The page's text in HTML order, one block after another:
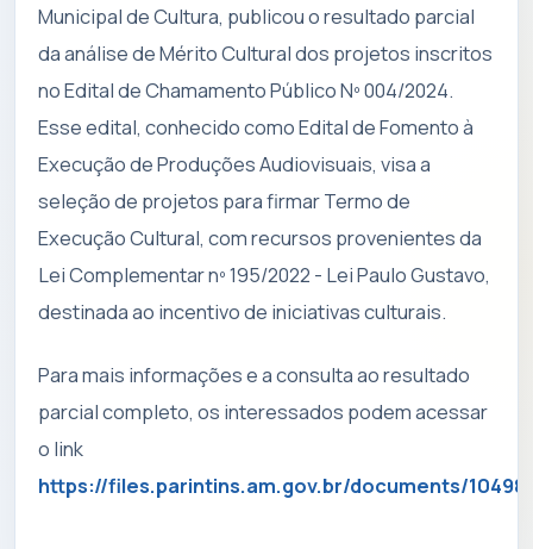
Municipal de Cultura, publicou o resultado parcial
da análise de Mérito Cultural dos projetos inscritos
no Edital de Chamamento Público Nº 004/2024.
Esse edital, conhecido como Edital de Fomento à
Execução de Produções Audiovisuais, visa a
seleção de projetos para firmar Termo de
Execução Cultural, com recursos provenientes da
Lei Complementar nº 195/2022 - Lei Paulo Gustavo,
destinada ao incentivo de iniciativas culturais.
Para mais informações e a consulta ao resultado
parcial completo, os interessados podem acessar
o link
https://files.parintins.am.gov.br/documents/